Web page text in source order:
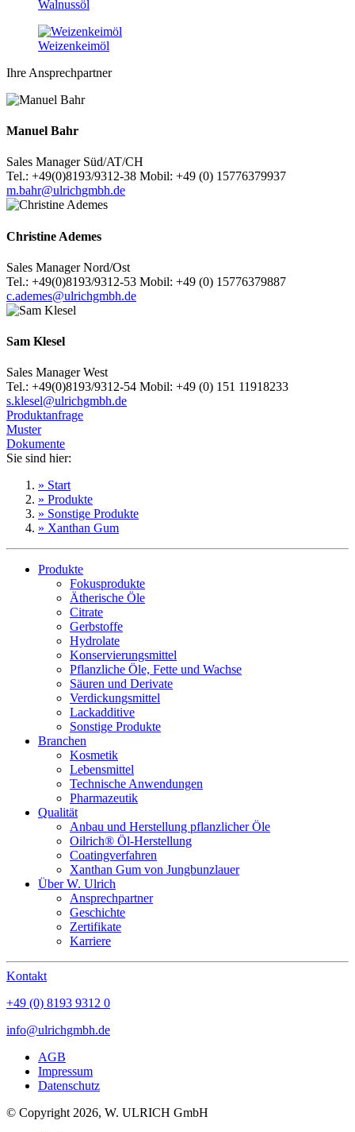
Walnussöl
Weizenkeimöl
Ihre Ansprechpartner
Manuel Bahr
Sales Manager Süd/AT/CH
Tel.: +49(0)8193/9312-38 Mobil: +49 (0) 15776379937
m.bahr@ulrichgmbh.de
Christine Ademes
Sales Manager Nord/Ost
Tel.: +49(0)8193/9312-53 Mobil: +49 (0) 15776379887
c.ademes@ulrichgmbh.de
Sam Klesel
Sales Manager West
Tel.: +49(0)8193/9312-54 Mobil: +49 (0) 151 11918233
s.klesel@ulrichgmbh.de
Produktanfrage
Muster
Dokumente
Sie sind hier:
» Start
» Produkte
» Sonstige Produkte
» Xanthan Gum
Produkte
Fokusprodukte
Ätherische Öle
Citrate
Gerbstoffe
Hydrolate
Konservierungsmittel
Pflanzliche Öle, Fette und Wachse
Säuren und Derivate
Verdickungsmittel
Lackadditive
Sonstige Produkte
Branchen
Kosmetik
Lebensmittel
Technische Anwendungen
Pharmazeutik
Qualität
Anbau und Herstellung pflanzlicher Öle
Oilrich® Öl-Herstellung
Coatingverfahren
Xanthan Gum von Jungbunzlauer
Über W. Ulrich
Ansprechpartner
Geschichte
Zertifikate
Karriere
Kontakt
+49 (0) 8193 9312 0
info@ulrichgmbh.de
AGB
Impressum
Datenschutz
© Copyright 2026, W. ULRICH GmbH